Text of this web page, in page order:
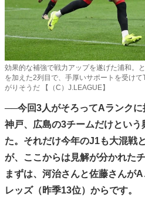
効果的な補強で戦力アップを遂げた浦和。
を加えた2列目で、手厚いサポートを受け
がりそうだ 【（C）J.LEAGUE】
──今回3人がそろってAランクに
神戸、広島の3チームだけという
た。それだけ今年のJ1も大混戦
が、ここからは見解が分かれた
まずは、河治さんと佐藤さんが
レッズ（昨季13位）からです。